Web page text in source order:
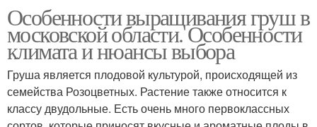
Особенности выращивания груш в
московской области. Особенности
климата и нюансы выбора
Груша является плодовой культурой, происходящей из
семейства Розоцветных. Растение также относится к
классу двудольные. Есть очень много первоклассных